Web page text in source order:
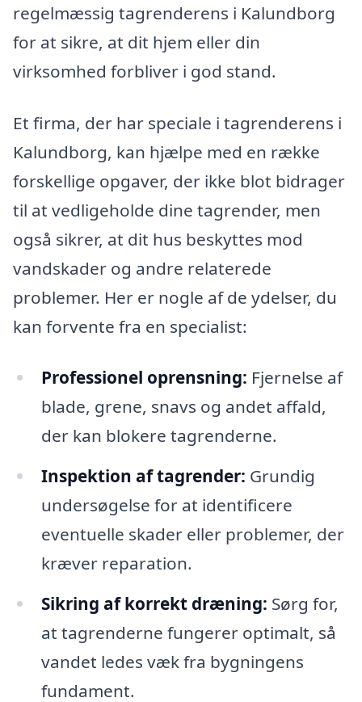
regelmæssig tagrenderens i Kalundborg
for at sikre, at dit hjem eller din
virksomhed forbliver i god stand.
Et firma, der har speciale i tagrenderens i
Kalundborg, kan hjælpe med en række
forskellige opgaver, der ikke blot bidrager
til at vedligeholde dine tagrender, men
også sikrer, at dit hus beskyttes mod
vandskader og andre relaterede
problemer. Her er nogle af de ydelser, du
kan forvente fra en specialist:
Professionel oprensning: Fjernelse af
blade, grene, snavs og andet affald,
der kan blokere tagrenderne.
Inspektion af tagrender: Grundig
undersøgelse for at identificere
eventuelle skader eller problemer, der
kræver reparation.
Sikring af korrekt dræning: Sørg for,
at tagrenderne fungerer optimalt, så
vandet ledes væk fra bygningens
fundament.